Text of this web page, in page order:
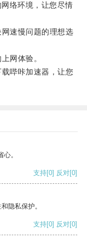
络环境，让您尽情
速慢问题的理想选
网体验。
哔咔加速器，让您
。
支持[0] 反对[0]
隐私保护。
支持[0] 反对[0]